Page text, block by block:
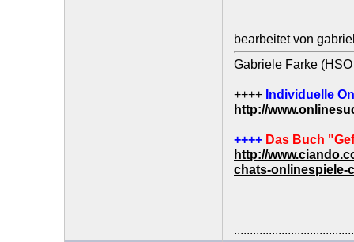
bearbeitet von
Gabriele Farke (HSO
++++ Individuelle
http://
++++ Das Buch
http://
chats-onlinespiele-